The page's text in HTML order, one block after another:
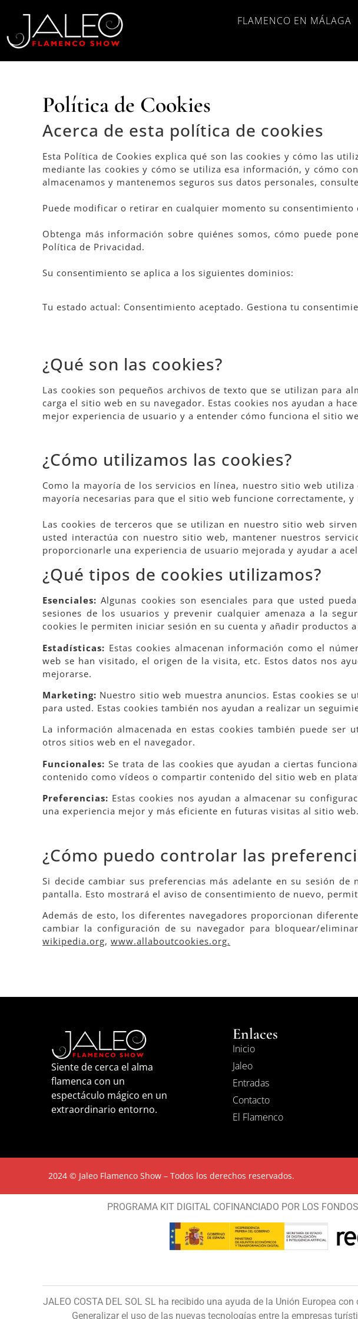
FLAMENCO EN MÁLAGA
Política de Cookies
Acerca de esta política de cookies
Esta Política de Cookies explica qué son las cookies y cómo las
mediante las cookies y cómo se utiliza esa información, y cómo
almacenamos y mantenemos seguros sus datos personales,
Puede modificar o retirar en cualquier momento su
Obtenga más información sobre quiénes somos, cómo puede
Política de Privacidad.
Su consentimiento se aplica a los siguientes dominios:
Tu estado actual: Consentimiento aceptado. Gestiona tu
¿Qué son las cookies?
Las cookies son pequeños archivos de texto que se utilizan para
carga el sitio web en su navegador. Estas cookies nos ayudan a
mejor experiencia de usuario y a entender cómo funciona el sitio
¿Cómo utilizamos las cookies?
Como la mayoría de los servicios en línea, nuestro sitio web
mayoría necesarias para que el sitio web funcione correctamente,
Las cookies de terceros que se utilizan en nuestro sitio web
usted interactúa con nuestro sitio web, mantener nuestros
proporcionarle una experiencia de usuario mejorada y ayudar a
¿Qué tipos de cookies utilizamos?
Esenciales: Algunas cookies son esenciales para que usted
sesiones de los usuarios y prevenir cualquier amenaza a la
cookies le permiten iniciar sesión en su cuenta y añadir productos
Estadísticas: Estas cookies almacenan información como el
web se han visitado, el origen de la visita, etc. Estos datos nos
mejorarse.
Marketing: Nuestro sitio web muestra anuncios. Estas cookies
para usted. Estas cookies también nos ayudan a realizar un
La información almacenada en estas cookies también puede
otros sitios web en el navegador.
Funcionales: Se trata de las cookies que ayudan a ciertas
contenido como vídeos o compartir contenido del sitio web en
Preferencias: Estas cookies nos ayudan a almacenar su
una experiencia mejor y más eficiente en futuras visitas al sitio web.
¿Cómo puedo controlar las
Si decide cambiar sus preferencias más adelante en su sesión
pantalla. Esto mostrará el aviso de consentimiento de nuevo,
Además de esto, los diferentes navegadores proporcionan
cambiar la configuración de su navegador para bloquear/
wikipedia.org, www.allaboutcookies.org.
Siente de cerca el alma
flamenca con un
espectáculo mágico en un
extraordinario entorno.
Enlaces
Inicio
Jaleo
Entradas
Contacto
El Flamenco
2024 © Jaleo Flamenco Show – Todos los derechos reservados.
PROGRAMA KIT DIGITAL COFINANCIADO POR LOS
JALEO COSTA DEL SOL SL ha recibido una ayuda de la Unión Europea
Generalizar el uso de las nuevas tecnologías entre la empresas